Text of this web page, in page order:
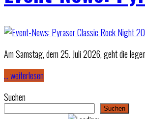
Am Samstag, dem 25. Juli 2026, geht die
… weiterlesen
Suchen
Suchen